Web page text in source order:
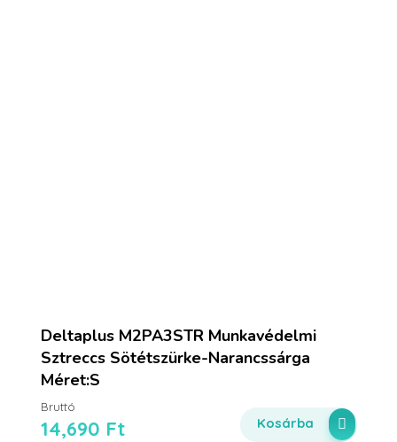
Deltaplus M2PA3STR Munkavédelmi
Sztreccs Sötétszürke-Narancssárga
Méret:S
14,690 Ft
Bruttó
Kosárba